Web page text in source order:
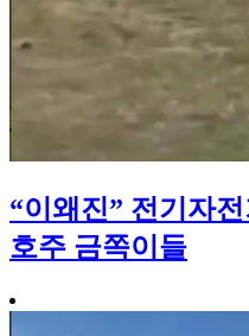
“이왜진” 전기자
호주 금쪽이들